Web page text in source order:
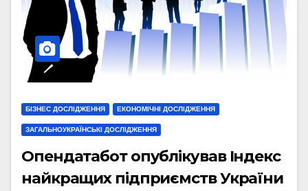
БІЗНЕС ДОСЛІДЖЕННЯ ЕКОНОМІЧНІ ДОСЛІДЖЕННЯ
ЗАГАЛЬНОУКРАЇНСЬКІ ДОСЛІДЖЕННЯ
Опендатабот опублікував Індекс
найкращих підприємств України